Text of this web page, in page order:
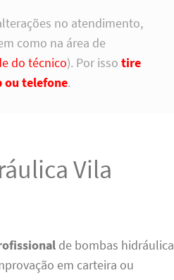
no atendimento,
como na área de
do técnico). Por isso tire
ou telefone.
Vila
de bombas hidráulica
em carteira ou